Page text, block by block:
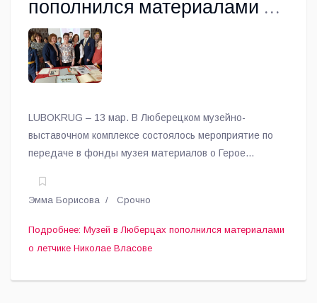
пополнился материалами о
летчике Николае Власове
LUBOKRUG – 13 мар. В Люберецком музейно-
выставочном комплексе состоялось мероприятие по
передаче в фонды музея материалов о Герое
архива Титовых, сообщает корреспондент газеты
«Люберецкий округ».
Эмма Борисова Срочно
Подробнее: Музей в Люберцах пополнился материалами
о летчике Николае Власове